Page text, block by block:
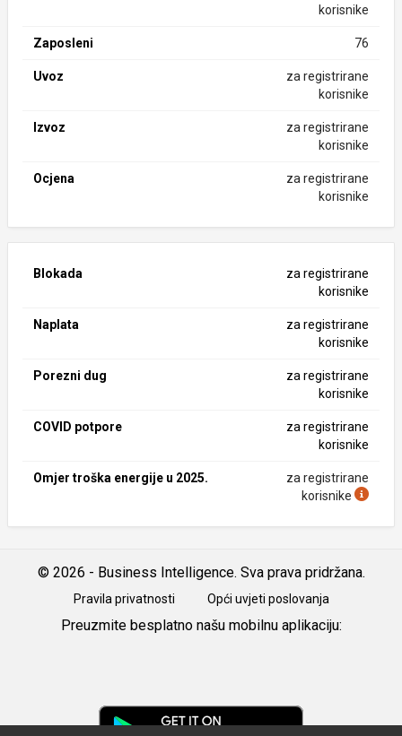
korisnike
Zaposleni 76
Uvoz
za registrirane
korisnike
Izvoz
za registrirane
korisnike
Ocjena
za registrirane
korisnike
Blokada
za registrirane
korisnike
Naplata
za registrirane
korisnike
Porezni dug
za registrirane
korisnike
COVID potpore
za registrirane
korisnike
Omjer troška energije u 2025.
za registrirane
korisnike
© 2026 - Business Intelligence. Sva prava pridržana.
Pravila privatnosti Opći uvjeti poslovanja
Preuzmite besplatno našu mobilnu aplikaciju: